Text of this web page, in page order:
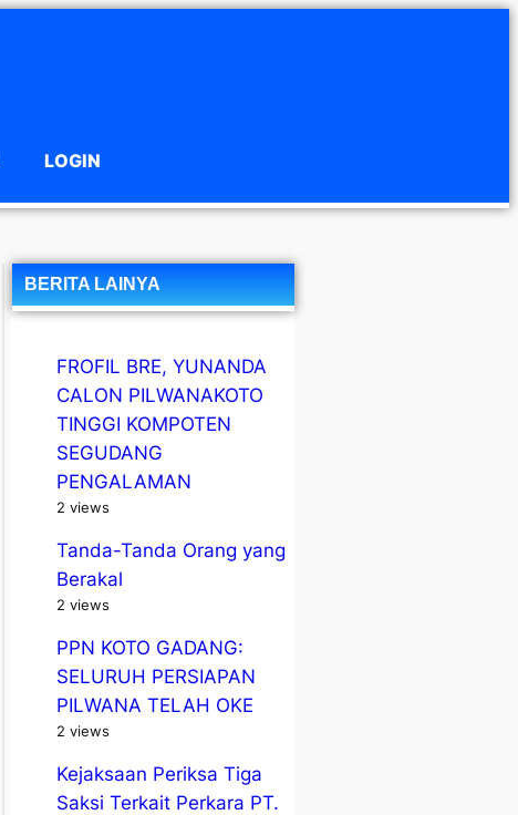
LOGIN
BERITA LAINYA
FROFIL BRE, YUNANDA
CALON PILWANAKOTO
TINGGI KOMPOTEN
SEGUDANG
PENGALAMAN
2 views
Tanda-Tanda Orang yang
Berakal
2 views
PPN KOTO GADANG:
SELURUH PERSIAPAN
PILWANA TELAH OKE
2 views
Kejaksaan Periksa Tiga
Saksi Terkait Perkara PT.